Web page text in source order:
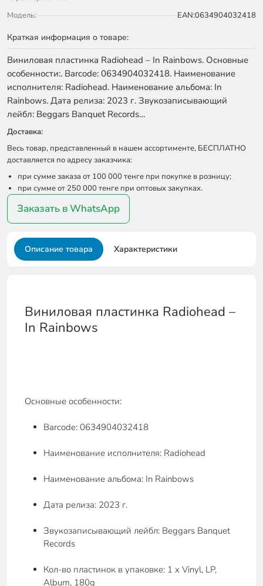
Модель:
EAN:0634904032418
Краткая информация о товаре:
Виниловая пластинка Radiohead – In Rainbows. Основные
особенности:. Barcode: 0634904032418. Наименование
исполнителя: Radiohead. Наименование альбома: In
Rainbows. Дата релиза: 2023 г. Звукозаписывающий
лейбл: Beggars Banquet Records…
Доставка:
Весь товар, представленный в нашем ассортименте, БЕСПЛАТНО
доставляется по адресу заказчика:
при сумме заказа от 100 000 тенге при покупке в розницу;
при сумме от 250 000 тенге при оптовых закупках.
Заказать в WhatsApp
Описание товара Характеристики
Виниловая пластинка Radiohead –
In Rainbows
Основные особенности:
Barcode: 0634904032418
Наименование исполнителя: Radiohead
Наименование альбома: In Rainbows
Дата релиза: 2023 г.
Звукозаписывающий лейбл: Beggars Banquet
Records
Кол-во пластинок в упаковке: 1 x Vinyl, LP,
Album, 180g